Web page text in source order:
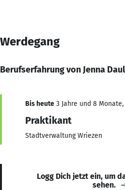
Werdegang
Berufserfahrung von Jenna Daul
Bis heute 3 Jahre und 8
Praktikant
Stadtverwaltung Wriezen
Logg Dich jetzt ein, um
sehen.